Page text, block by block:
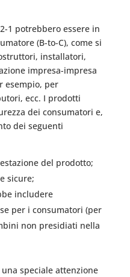
1 potrebbero essere in
(B-to-C), come si
installatori,
impresa-impresa
esempio, per
ecc. I prodotti
dei consumatori e,
dei seguenti
del prodotto;
sicure;
includere
per i consumatori (per
non presidiati nella
speciale attenzione